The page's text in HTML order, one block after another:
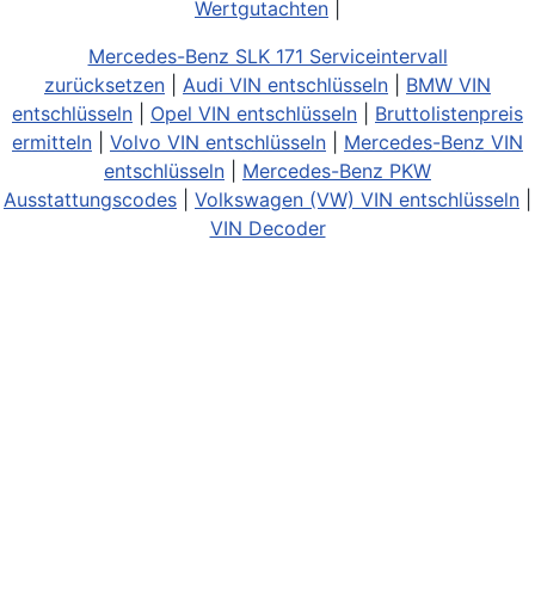
Wertgutachten
Mercedes-Benz SLK 171 Serviceintervall
zurücksetzen
Audi VIN entschlüsseln
BMW VIN
entschlüsseln
Opel VIN entschlüsseln
Bruttolistenpreis
ermitteln
Volvo VIN entschlüsseln
Mercedes-Benz VIN
entschlüsseln
Mercedes-Benz PKW
Ausstattungscodes
Volkswagen (VW) VIN entschlüsseln
VIN Decoder